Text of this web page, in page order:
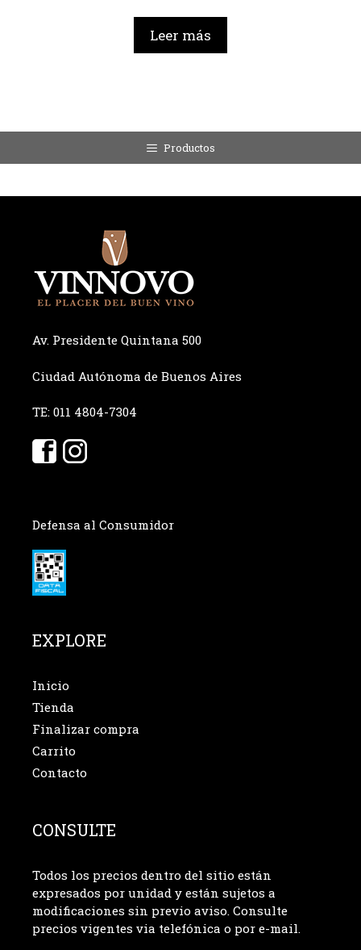
Leer más
Productos
Av. Presidente Quintana 500
Ciudad Autónoma de Buenos Aires
TE: 011 4804-7304
Defensa al Consumidor
EXPLORE
Inicio
Tienda
Finalizar compra
Carrito
Contacto
CONSULTE
Todos los precios dentro del sitio están
expresados por unidad y están sujetos a
modificaciones sin previo aviso. Consulte
precios vigentes via telefónica o por e-mail.